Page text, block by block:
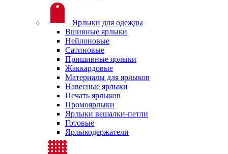
Ярлыки для одежды
Вшивные ярлыки
Нейлоновые
Сатиновые
Пришивные ярлыки
Жаккардовые
Материалы для ярлыков
Навесные ярлыки
Печать ярлыков
Промоярлыки
Ярлыки вешалки-петли
Готовые
Ярлыкодержатели